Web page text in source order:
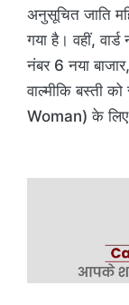
अनुसूचित जाति
गया है। वहीं,
नंबर 6 नया
वाल्मीकि बस्ती
Woman) के लिए